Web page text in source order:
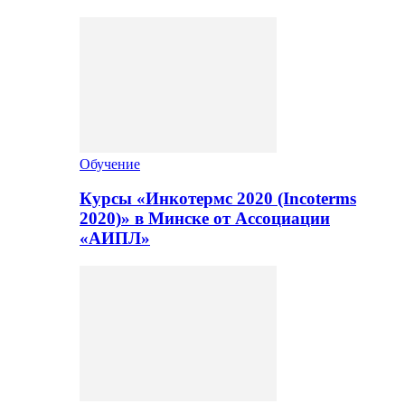
Обучение
Курсы «Инкотермс 2020 (Incoterms
2020)» в Минске от Ассоциации
«АИПЛ»